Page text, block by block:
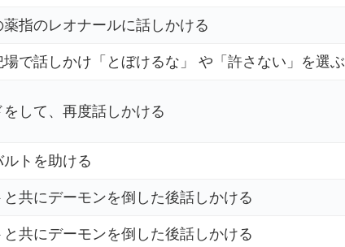
指のレオナールに話しかける
で話しかけ「とぼけるな」 や「許さない」を選ぶ
して、再度話しかける
トを助ける
共にデーモンを倒した後話しかける
共にデーモンを倒した後話しかける